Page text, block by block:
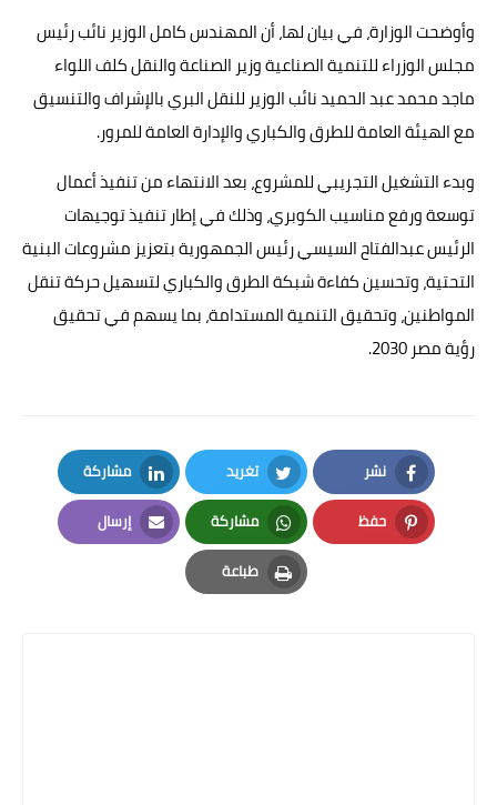
وأوضحت الوزارة، في بيان لها، أن المهندس كامل الوزير نائب رئيس
مجلس الوزراء للتنمية الصناعية وزير الصناعة والنقل كلف اللواء
ماجد محمد عبد الحميد نائب الوزير للنقل البري بالإشراف والتنسيق
مع الهيئة العامة للطرق والكباري والإدارة العامة للمرور.
وبدء التشغيل التجريبي للمشروع، بعد الانتهاء من تنفيذ أعمال
توسعة ورفع مناسيب الكوبري، وذلك في إطار تنفيذ توجيهات
الرئيس عبدالفتاح السيسي رئيس الجمهورية بتعزيز مشروعات البنية
التحتية، وتحسين كفاءة شبكة الطرق والكباري لتسهيل حركة تنقل
المواطنين، وتحقيق التنمية المستدامة، بما يسهم في تحقيق
رؤية مصر 2030.
نشر
Facebook
تغريد
Twitter
مشاركة
LinkedIn
حفظ
Pinterest
مشاركة
Whatsapp
إرسال
Email
طباعة
Print